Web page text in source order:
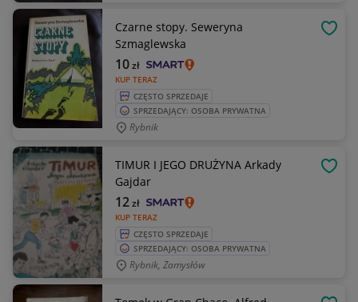
Czarne stopy. Seweryna
Szmaglewska
KUP TERAZ
10zł
CZĘSTO SPRZEDAJE
SPRZEDAJĄCY: OSOBA PRYWATNA
Rybnik
TIMUR I JEGO DRUŻYNA Arkady
Gajdar
KUP TERAZ
12zł
CZĘSTO SPRZEDAJE
SPRZEDAJĄCY: OSOBA PRYWATNA
Rybnik, Zamysłów